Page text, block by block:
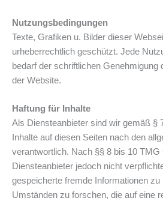
Nutzungsbedingungen
Texte, Grafiken u. Bilder dieser
urheberrechtlich geschützt. Jede
bedarf der schriftlichen Genehmigung
der Website.
Haftung für Inhalte
Als Diensteanbieter sind wir gemäß §
Inhalte auf diesen Seiten nach den
verantwortlich. Nach §§ 8 bis 10 TMG
Diensteanbieter jedoch nicht
gespeicherte fremde Informationen
Umständen zu forschen, die auf eine